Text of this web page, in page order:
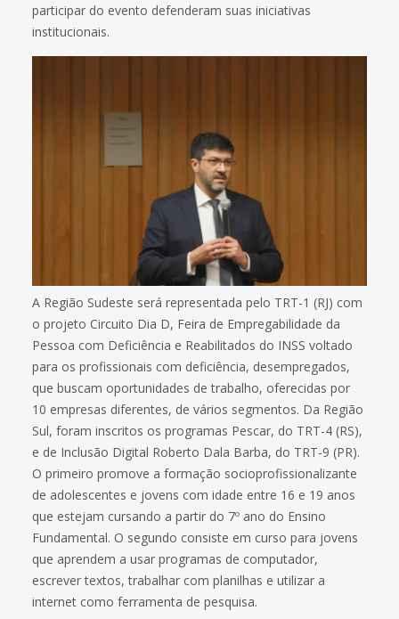
participar do evento defenderam suas iniciativas
institucionais.
A Região Sudeste será representada pelo TRT-1 (RJ) com
o projeto Circuito Dia D, Feira de Empregabilidade da
Pessoa com Deficiência e Reabilitados do INSS voltado
para os profissionais com deficiência, desempregados,
que buscam oportunidades de trabalho, oferecidas por
10 empresas diferentes, de vários segmentos. Da Região
Sul, foram inscritos os programas Pescar, do TRT-4 (RS),
e de Inclusão Digital Roberto Dala Barba, do TRT-9 (PR).
O primeiro promove a formação socioprofissionalizante
de adolescentes e jovens com idade entre 16 e 19 anos
que estejam cursando a partir do 7º ano do Ensino
Fundamental. O segundo consiste em curso para jovens
que aprendem a usar programas de computador,
escrever textos, trabalhar com planilhas e utilizar a
internet como ferramenta de pesquisa.